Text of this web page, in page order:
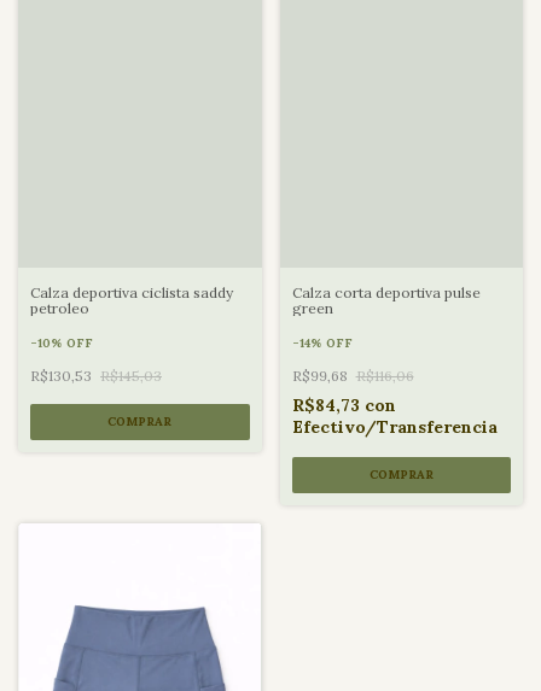
Calza deportiva ciclista saddy
petroleo
-10% OFF
R$130,53 R$145,03
COMPRAR
Calza corta deportiva pulse
green
-14% OFF
R$99,68 R$116,06
R$84,73 con
Efectivo/Transferencia
COMPRAR